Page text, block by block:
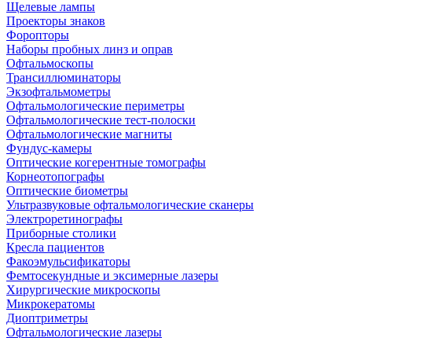
Щелевые лампы
Проекторы знаков
Форопторы
Наборы пробных линз и оправ
Офтальмоскопы
Трансиллюминаторы
Экзофтальмометры
Офтальмологические периметры
Офтальмологические тест-полоски
Офтальмологические магниты
Фундус-камеры
Оптические когерентные томографы
Корнеотопографы
Оптические биометры
Ультразвуковые офтальмологические сканеры
Электроретинографы
Приборные столики
Кресла пациентов
Факоэмульсификаторы
Фемтосекундные и эксимерные лазеры
Хирургические микроскопы
Микрокератомы
Диоптриметры
Офтальмологические лазеры